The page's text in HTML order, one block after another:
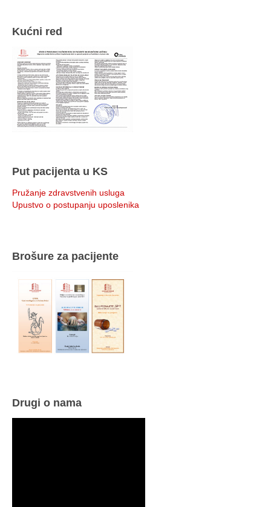
Kućni red
Put pacijenta u KS
Pružanje zdravstvenih usluga
Upustvo o postupanju uposlenika
Brošure za pacijente
Drugi o nama